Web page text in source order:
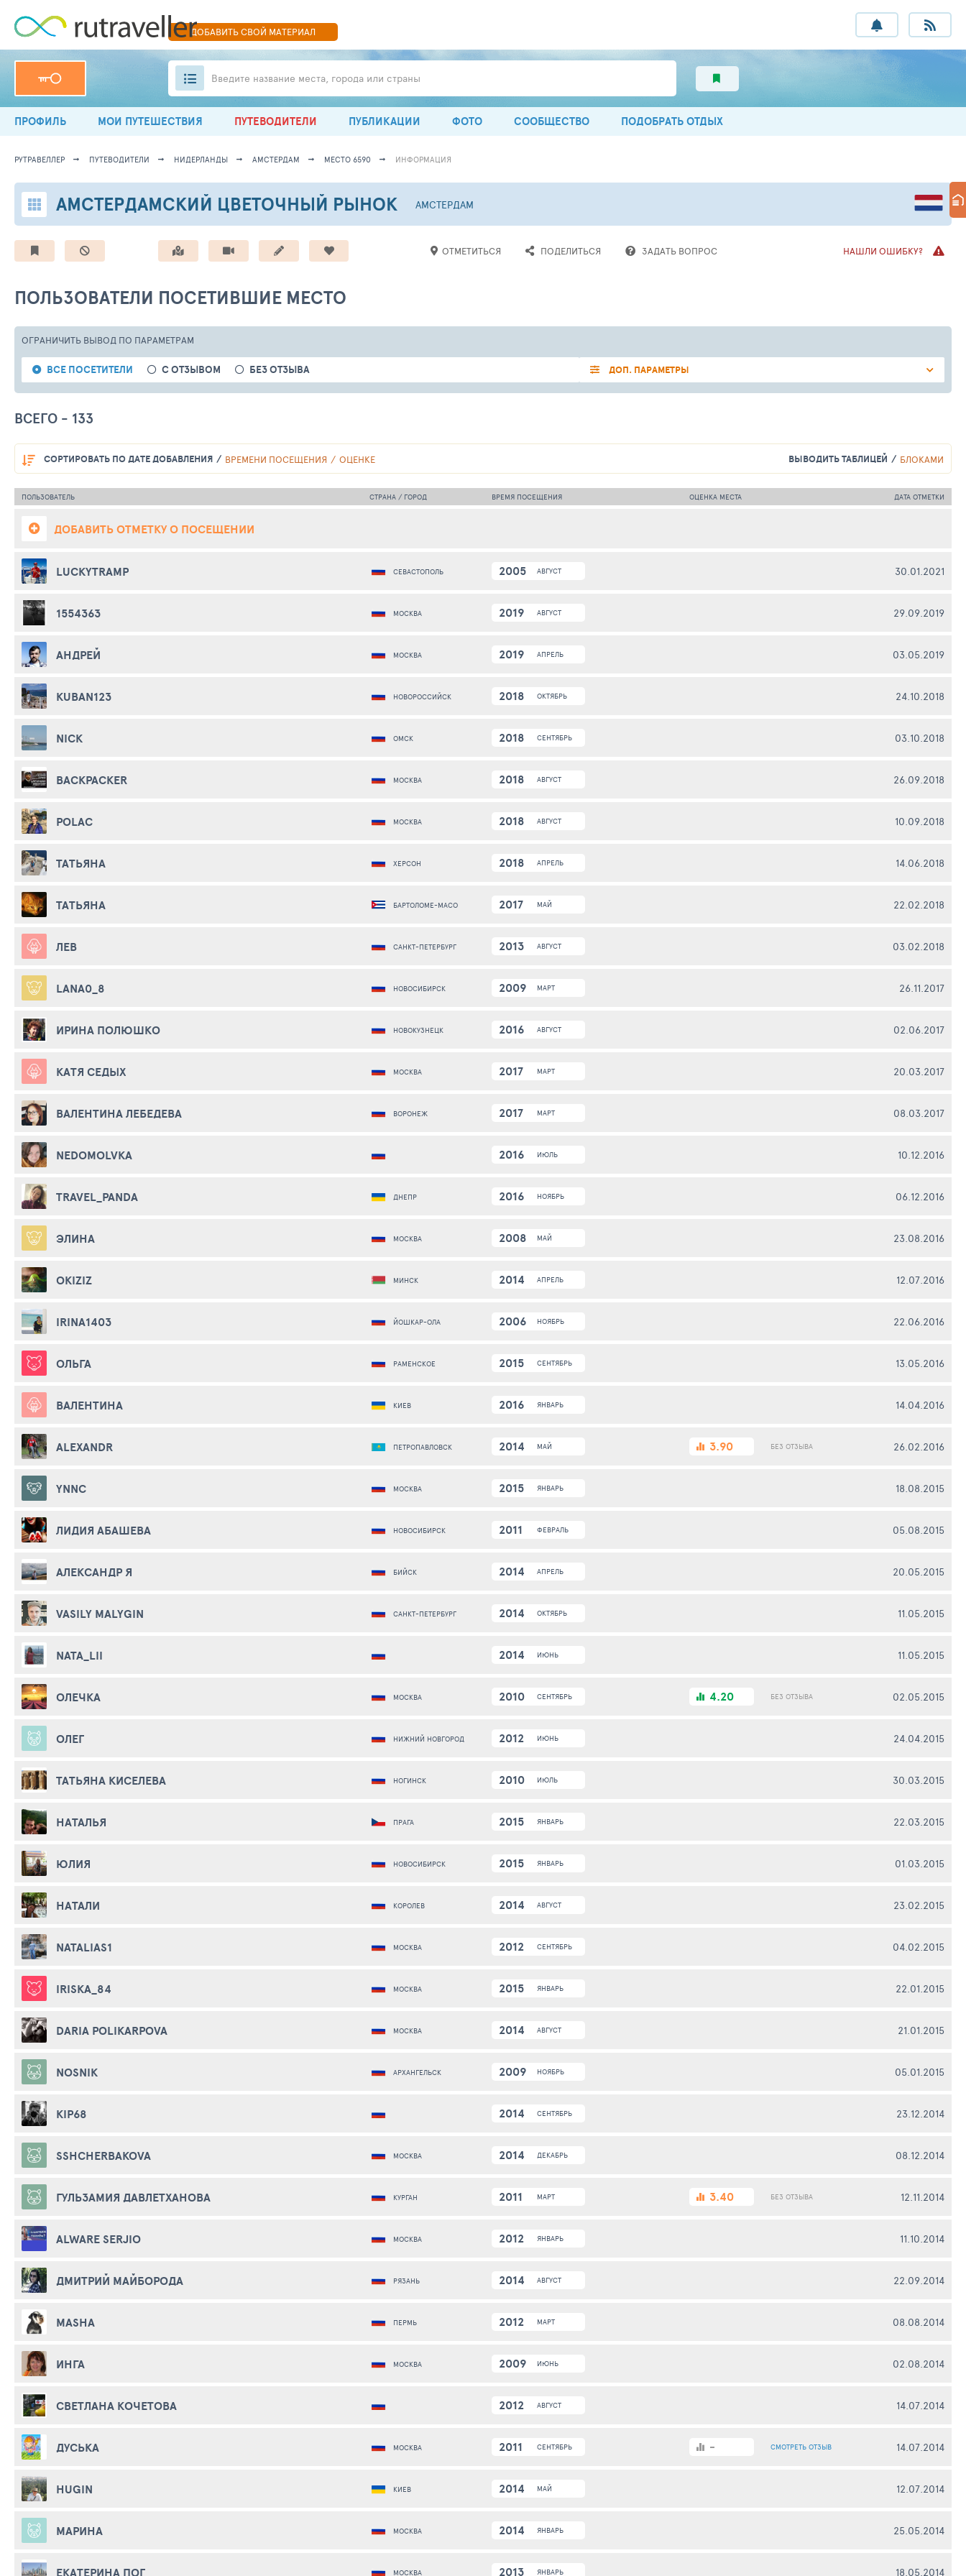
ДОБАВИТЬСВОЙ МАТЕРИАЛ
Введите название места, города или страны
ПРОФИЛЬ МОИ ПУТЕШЕСТВИЯ ПУТЕВОДИТЕЛИ ПУБЛИКАЦИИ ФОТО СООБЩЕСТВО ПОДОБРАТЬ ОТДЫХ
РУТРАВЕЛЛЕР ПУТЕВОДИТЕЛИ НИДЕРЛАНДЫ АМСТЕРДАМ МЕСТО 6590 ИНФОРМАЦИЯ
АМСТЕРДАМСКИЙ ЦВЕТОЧНЫЙ РЫНОК АМСТЕРДАМ
ОТМЕТИТЬСЯ ПОДЕЛИТЬСЯ ЗАДАТЬ ВОПРОС НАШЛИ ОШИБКУ?
ПОЛЬЗОВАТЕЛИ ПОСЕТИВШИЕ МЕСТО
ОГРАНИЧИТЬ ВЫВОД ПО ПАРАМЕТРАМ
ВСЕ ПОСЕТИТЕЛИ С ОТЗЫВОМ БЕЗ ОТЗЫВА ДОП. ПАРАМЕТРЫ
ВСЕГО - 133
СОРТИРОВАТЬ ПО ДАТЕ ДОБАВЛЕНИЯ ВРЕМЕНИ ПОСЕЩЕНИЯ ОЦЕНКЕ ВЫВОДИТЬ ТАБЛИЦЕЙ БЛОКАМИ
ПОЛЬЗОВАТЕЛЬ СТРАНА / ГОРОД ВРЕМЯ ПОСЕЩЕНИЯ ОЦЕНКА МЕСТА ДАТА ОТМЕТКИ
ДОБАВИТЬ ОТМЕТКУ О ПОСЕЩЕНИИ
LUCKYTRAMP СЕВАСТОПОЛЬ 2005 АВГУСТ 30.01.2021
1554363 МОСКВА 2019 АВГУСТ 29.09.2019
АНДРЕЙ МОСКВА 2019 АПРЕЛЬ 03.05.2019
KUBAN123 НОВОРОССИЙСК 2018 ОКТЯБРЬ 24.10.2018
NICK ОМСК 2018 СЕНТЯБРЬ 03.10.2018
BACKPACKER МОСКВА 2018 АВГУСТ 26.09.2018
POLAC МОСКВА 2018 АВГУСТ 10.09.2018
ТАТЬЯНА ХЕРСОН 2018 АПРЕЛЬ 14.06.2018
ТАТЬЯНА БАРТОЛОМЕ-МАСО 2017 МАЙ 22.02.2018
ЛЕВ САНКТ-ПЕТЕРБУРГ 2013 АВГУСТ 03.02.2018
LANA0_8 НОВОСИБИРСК 2009 МАРТ 26.11.2017
ИРИНА ПОЛЮШКО НОВОКУЗНЕЦК 2016 АВГУСТ 02.06.2017
КАТЯ СЕДЫХ МОСКВА 2017 МАРТ 20.03.2017
ВАЛЕНТИНА ЛЕБЕДЕВА ВОРОНЕЖ 2017 МАРТ 08.03.2017
NEDOMOLVKA 2016 ИЮЛЬ 10.12.2016
TRAVEL_PANDA ДНЕПР 2016 НОЯБРЬ 06.12.2016
ЭЛИНА МОСКВА 2008 МАЙ 23.08.2016
OKIZIZ МИНСК 2014 АПРЕЛЬ 12.07.2016
IRINA1403 ЙОШКАР-ОЛА 2006 НОЯБРЬ 22.06.2016
ОЛЬГА РАМЕНСКОЕ 2015 СЕНТЯБРЬ 13.05.2016
ВАЛЕНТИНА КИЕВ 2016 ЯНВАРЬ 14.04.2016
ALEXANDR ПЕТРОПАВЛОВСК 2014 МАЙ 3.90 БЕЗ ОТЗЫВА 26.02.2016
YNNC МОСКВА 2015 ЯНВАРЬ 18.08.2015
ЛИДИЯ АБАШЕВА НОВОСИБИРСК 2011 ФЕВРАЛЬ 05.08.2015
АЛЕКСАНДР Я БИЙСК 2014 АПРЕЛЬ 20.05.2015
VASILY MALYGIN САНКТ-ПЕТЕРБУРГ 2014 ОКТЯБРЬ 11.05.2015
NATA_LII 2014 ИЮНЬ 11.05.2015
ОЛЕЧКА МОСКВА 2010 СЕНТЯБРЬ 4.20 БЕЗ ОТЗЫВА 02.05.2015
ОЛЕГ НИЖНИЙ НОВГОРОД 2012 ИЮНЬ 24.04.2015
ТАТЬЯНА КИСЕЛЕВА НОГИНСК 2010 ИЮЛЬ 30.03.2015
НАТАЛЬЯ ПРАГА 2015 ЯНВАРЬ 22.03.2015
ЮЛИЯ НОВОСИБИРСК 2015 ЯНВАРЬ 01.03.2015
НАТАЛИ КОРОЛЕВ 2014 АВГУСТ 23.02.2015
NATALIAS1 МОСКВА 2012 СЕНТЯБРЬ 04.02.2015
IRISKA_84 МОСКВА 2015 ЯНВАРЬ 22.01.2015
DARIA POLIKARPOVA МОСКВА 2014 АВГУСТ 21.01.2015
NOSNIK АРХАНГЕЛЬСК 2009 НОЯБРЬ 05.01.2015
KIP68 2014 СЕНТЯБРЬ 23.12.2014
SSHCHERBAKOVA МОСКВА 2014 ДЕКАБРЬ 08.12.2014
ГУЛЬЗАМИЯ ДАВЛЕТХАНОВА КУРГАН 2011 МАРТ 3.40 БЕЗ ОТЗЫВА 12.11.2014
ALWARE SERJIO МОСКВА 2012 ЯНВАРЬ 11.10.2014
ДМИТРИЙ МАЙБОРОДА РЯЗАНЬ 2014 АВГУСТ 22.09.2014
MASHA ПЕРМЬ 2012 МАРТ 08.08.2014
ИНГА МОСКВА 2009 ИЮНЬ 02.08.2014
СВЕТЛАНА КОЧЕТОВА 2012 АВГУСТ 14.07.2014
ДУСЬКА МОСКВА 2011 СЕНТЯБРЬ - СМОТРЕТЬ ОТЗЫВ 14.07.2014
HUGIN КИЕВ 2014 МАЙ 12.07.2014
МАРИНА МОСКВА 2014 ЯНВАРЬ 25.05.2014
ЕКАТЕРИНА ПОГ МОСКВА 2013 ЯНВАРЬ 18.05.2014